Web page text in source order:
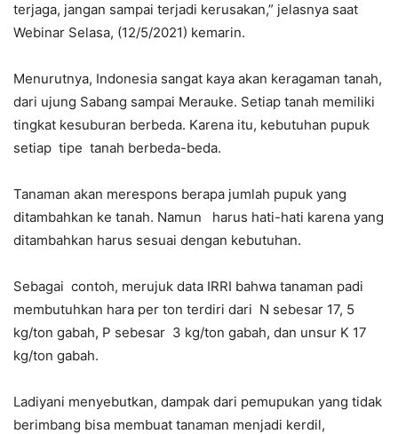
terjaga, jangan sampai terjadi kerusakan,” jelasnya saat
Webinar Selasa, (12/5/2021) kemarin.
Menurutnya, Indonesia sangat kaya akan keragaman tanah,
dari ujung Sabang sampai Merauke. Setiap tanah memiliki
tingkat kesuburan berbeda. Karena itu, kebutuhan pupuk
setiap tipe tanah berbeda-beda.
Tanaman akan merespons berapa jumlah pupuk yang
ditambahkan ke tanah. Namun harus hati-hati karena yang
ditambahkan harus sesuai dengan kebutuhan.
Sebagai contoh, merujuk data IRRI bahwa tanaman padi
membutuhkan hara per ton terdiri dari N sebesar 17, 5
kg/ton gabah, P sebesar 3 kg/ton gabah, dan unsur K 17
kg/ton gabah.
Ladiyani menyebutkan, dampak dari pemupukan yang tidak
berimbang bisa membuat tanaman menjadi kerdil,